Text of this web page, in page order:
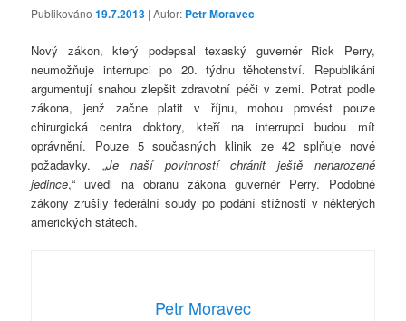
Publikováno19.7.2013 | Autor: Petr Moravec
Nový zákon, který podepsal texaský guvernér Rick Perry,
neumožňuje interrupci po 20. týdnu těhotenství. Republikáni
argumentují snahou zlepšit zdravotní péči v zemi. Potrat podle
zákona, jenž začne platit v říjnu, mohou provést pouze
chirurgická centra doktory, kteří na interrupci budou mít
oprávnění. Pouze 5 současných klinik ze 42 splňuje nové
požadavky. „Je naší povinností chránit ještě nenarozené
jedince,“ uvedl na obranu zákona guvernér Perry. Podobné
zákony zrušily federální soudy po podání stížnosti v některých
amerických státech.
Petr Moravec